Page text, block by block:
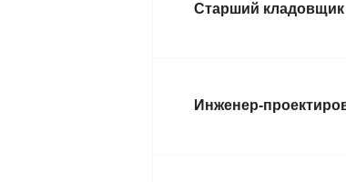
Старший кладовщик
Инженер-